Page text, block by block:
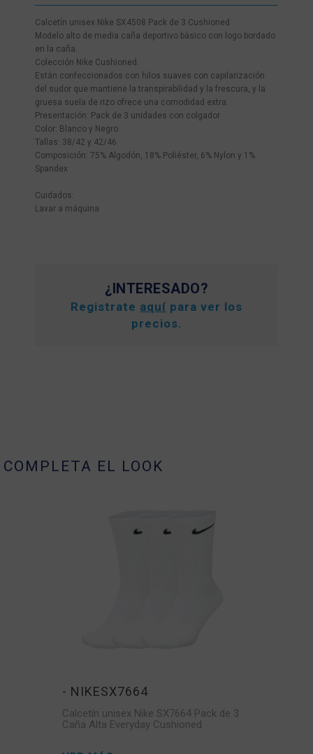
Calcetín unisex Nike SX4508 Pack de 3 Cushioned
Modelo alto de media caña deportivo básico con logo bordado
en la caña.
Colección Nike Cushioned.
Están confeccionados con hilos suaves con capilarización
del sudor que mantiene la transpirabilidad y la frescura, y la
gruesa suela de rizo ofrece una comodidad extra.
Presentación: Pack de 3 unidades con colgador
Color: Blanco y Negro
Tallas: 38/42 y 42/46
Composición: 75% Algodón, 18% Poliéster, 6% Nylon y 1%
Spandex
Cuidados:
Lavar a máquina
¿INTERESADO?
Registrate aquí para ver los
precios.
COMPLETA EL LOOK
- NIKESX7664
Calcetín unisex Nike SX7664 Pack de 3
Caña Alta Everyday Cushioned